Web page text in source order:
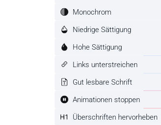
Monochrom
Niedrige Sättigung
Hohe Sättigung
Links unterstreichen
Gut lesbare Schrift
Animationen stoppen
Überschriften hervorheben